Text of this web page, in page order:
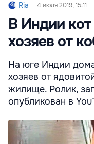
Ria 4 июля 2019, 15:11
В Индии
хозяев от
На юге Индии
хозяев от
жилище. Ролик,
опубликован в